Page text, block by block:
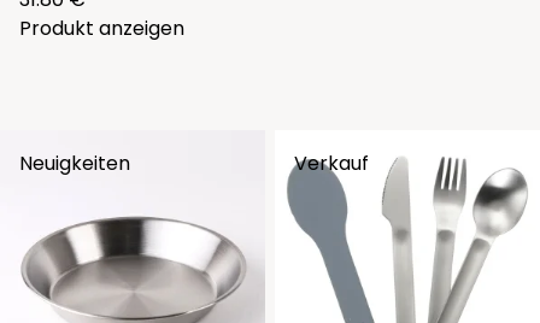
Produkt anzeigen
Neuigkeiten Verkauf